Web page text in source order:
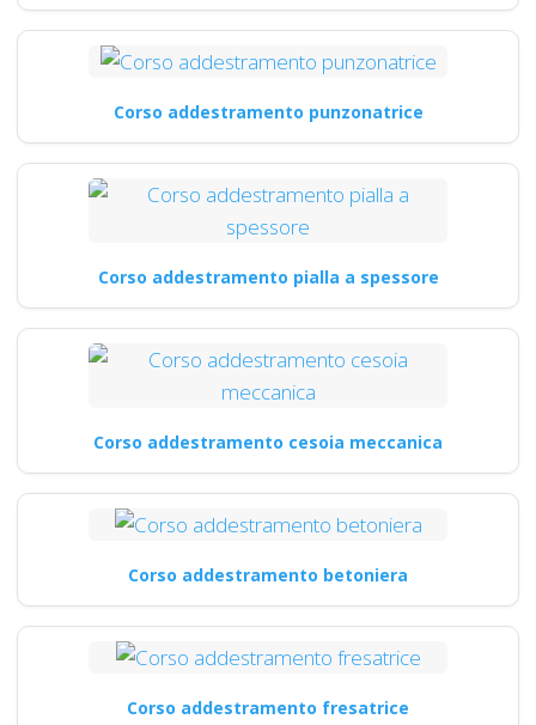
Corso addestramento punzonatrice
Corso addestramento pialla a spessore
Corso addestramento cesoia meccanica
Corso addestramento betoniera
Corso addestramento fresatrice